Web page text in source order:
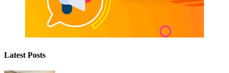
Latest Posts